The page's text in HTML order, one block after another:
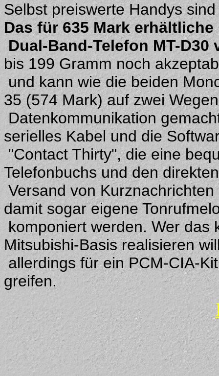
Selbst preiswerte Handys
Das für 635 Mark erhältliche
Dual-Band-Telefon MT-
bis 199 Gramm noch
und kann wie die beiden
35 (574 Mark) auf zwei
Datenkommunikation
serielles Kabel und die
"Contact Thirty", die eine
Telefonbuchs und den direkten
Versand von
damit sogar eigene
komponiert werden. Wer das
Mitsubishi-Basis realisieren
allerdings für ein PCM-CIA-
greifen.